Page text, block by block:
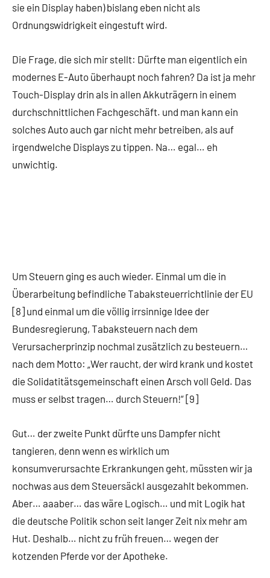
sie ein Display haben) bislang eben nicht als
Ordnungswidrigkeit eingestuft wird.
Die Frage, die sich mir stellt: Dürfte man eigentlich ein
modernes E-Auto überhaupt noch fahren? Da ist ja mehr
Touch-Display drin als in allen Akkuträgern in einem
durchschnittlichen Fachgeschäft. und man kann ein
solches Auto auch gar nicht mehr betreiben, als auf
irgendwelche Displays zu tippen. Na… egal… eh
unwichtig.
Um Steuern ging es auch wieder. Einmal um die in
Überarbeitung befindliche Tabaksteuerrichtlinie der EU
[8] und einmal um die völlig irrsinnige Idee der
Bundesregierung, Tabaksteuern nach dem
Verursacherprinzip nochmal zusätzlich zu besteuern…
nach dem Motto: „Wer raucht, der wird krank und kostet
die Solidatitätsgemeinschaft einen Arsch voll Geld. Das
muss er selbst tragen… durch Steuern!“ [9]
Gut… der zweite Punkt dürfte uns Dampfer nicht
tangieren, denn wenn es wirklich um
konsumverursachte Erkrankungen geht, müssten wir ja
nochwas aus dem Steuersäckl ausgezahlt bekommen.
Aber… aaaber… das wäre Logisch… und mit Logik hat
die deutsche Politik schon seit langer Zeit nix mehr am
Hut. Deshalb… nicht zu früh freuen… wegen der
kotzenden Pferde vor der Apotheke.